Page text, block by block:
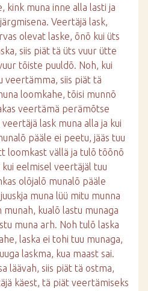
kink muna inne alla lasti ja
Veertäjä lask,
olevat laske, õnõ kui üts
siis piät tä üts vuur ütte
tõiste puuldõ. Noh, kui
veertämma, siis piät tä
loomkahe, tõisi munnõ
veertämä perämõtse
lask muna alla ja kui
pääle ei peetu, jääs tuu
loomkast vällä ja tulõ tõõnõ
eelmisel veertäjäl tuu
olõjalõ munalõ pääle
muna lüü mitu munna
kualõ lastu munaga
muna arh. Noh tulõ laska
laska ei tohi tuu munaga,
laskma, kua maast sai.
läävah, siis piät tä ostma,
käest, tä piät veertämiseks